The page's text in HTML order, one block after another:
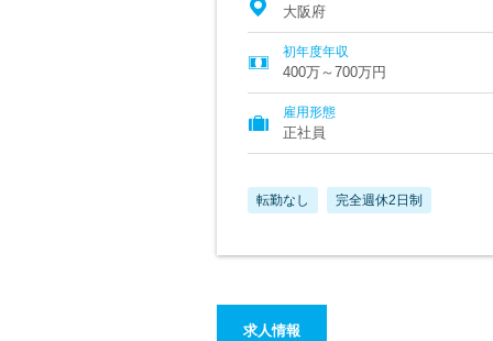
大阪府
初年度年収
400万～700万円
雇用形態
正社員
転勤なし 完全週休2日制
求人情報